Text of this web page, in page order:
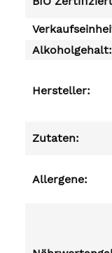
Alkoholgehalt:
Hersteller:
Zutaten:
Allergene: